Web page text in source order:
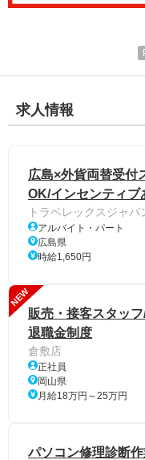
求人情報
広島×外貨両替受付
OK/インセンティブ
トラベレックスジャパ
アルバイト・パート
広島県
時給1,650円
NEW
販売・接客スタッ
退職金制度
倉敷店
正社員
岡山県
月給18万円～25万円
パソコン修理診断